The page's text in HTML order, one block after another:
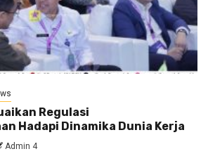
Regulasi
Hadapi Dinamika Dunia Kerja
Admin 4